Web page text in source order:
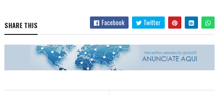
SHARE THIS Facebook Twitter